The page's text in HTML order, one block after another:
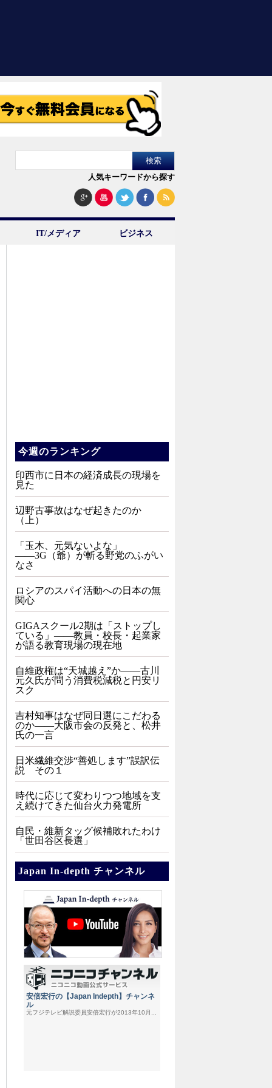
人気キーワードから探す
IT/メディア ビジネス
今週のランキング
印西市に日本の経済成長の現場を
見た
辺野古事故はなぜ起きたのか
（上）
「玉木、元気ないよな」
――3G（爺）が斬る野党のふがい
なさ
ロシアのスパイ活動への日本の無
関心
GIGAスクール2期は「ストップし
ている」——教員・校長・起業家
が語る教育現場の現在地
自維政権は“天城越え”か――古川
元久氏が問う消費税減税と円安リ
スク
吉村知事はなぜ同日選にこだわる
のか――大阪市会の反発と、松井
氏の一言
日米繊維交渉“善処します”誤訳伝
説 その１
時代に応じて変わりつつ地域を支
え続けてきた仙台火力発電所
自民・維新タッグ候補敗れたわけ
「世田谷区長選」
Japan In-depth チャンネル